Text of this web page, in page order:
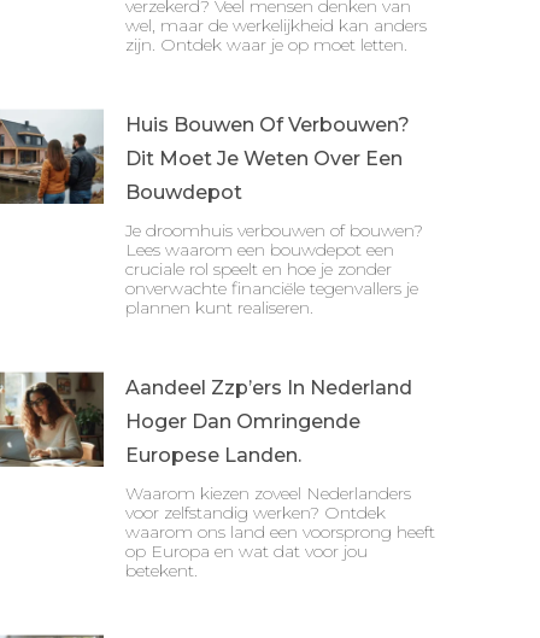
verzekerd? Veel mensen denken van
wel, maar de werkelijkheid kan anders
zijn. Ontdek waar je op moet letten.
Huis Bouwen Of Verbouwen?
Dit Moet Je Weten Over Een
Bouwdepot
Je droomhuis verbouwen of bouwen?
Lees waarom een bouwdepot een
cruciale rol speelt en hoe je zonder
onverwachte financiële tegenvallers je
plannen kunt realiseren.
Aandeel Zzp’ers In Nederland
Hoger Dan Omringende
Europese Landen.
Waarom kiezen zoveel Nederlanders
voor zelfstandig werken? Ontdek
waarom ons land een voorsprong heeft
op Europa en wat dat voor jou
betekent.